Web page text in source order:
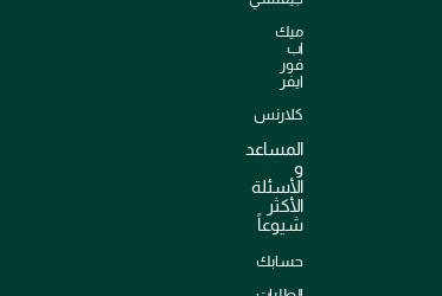
ميك
اب
فور
ايفر
كلارنس
المساعد
و
الأسئلة
الأكثر
شيوعاً
حسابك